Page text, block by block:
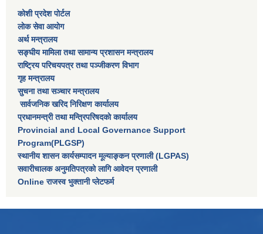
कोशी प्रदेश पोर्टल
लाेक सेवा आयाेग
अर्थ मन्त्रालय
सङ्घीय मामिला तथा सामान्य प्रशासन मन्त्रालय
राष्‍ट्रिय परिचयपत्र तथा पञ्‍जीकरण विभाग
गृह मन्त्रालय
सुचना तथा सञ्चार मन्त्रालय
सार्वजनिक खरिद निरिक्षण कार्यालय
प्रधानमन्त्री तथा मन्त्रिपरिषदकाे कार्यालय
Provincial and Local Governance Support
Program(PLGSP)
स्थानीय शासन कार्यसम्पादन मूल्याङ्कन प्रणाली (LGPAS)
सवारीचालक अनुमतिपत्रको लागि आवेदन प्रणाली
Online राजस्व भुक्तानी प्लेटफर्म